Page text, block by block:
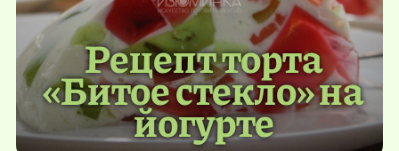
Рецепт торта
«Битое стекло» на
йогурте